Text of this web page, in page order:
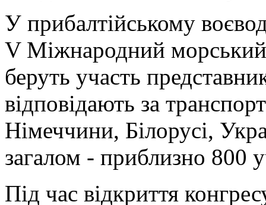
У прибалтійському
V Міжнародний
беруть участь
відповідають за
Німеччини, Білорусі,
загалом - приблизно 800
Під час відкриття